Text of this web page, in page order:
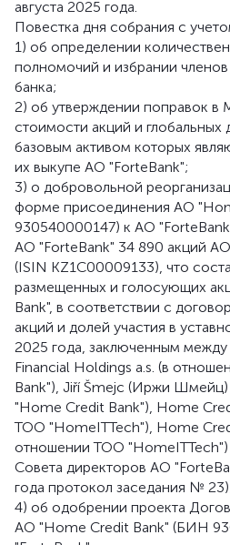
августа 2025 года.
Повестка дня собрания с
1) об определении
полномочий и избрании
банка;
2) об утверждении поправок в
стоимости акций и глобальных
базовым активом которых
их выкупе АО "ForteBank";
3) о добровольной
форме присоединения АО
930540000147) к АО
АО "ForteBank" 34 890 акций
(ISIN KZ1C00009133), что
размещенных и голосующих
Bank", в соответствии с
акций и долей участия в
2025 года, заключенным
Financial Holdings a.s. (в
Bank"), Jiří Šmejc (Иржи
"Home Credit Bank"), Home
ТОО "HomeITTech"), Home
отношении ТОО
Совета директоров АО
года протокол заседания №
4) об одобрении проекта
АО "Home Credit Bank" (БИН